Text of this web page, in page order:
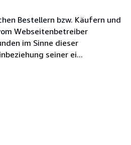
Bestellern bzw. Käufern und
Webseitenbetreiber
im Sinne dieser
seiner ei...